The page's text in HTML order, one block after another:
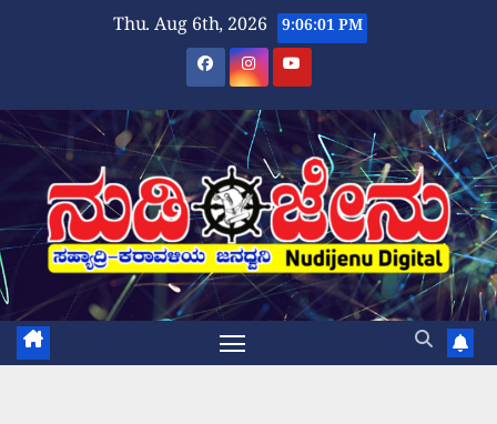
Thu. Aug 6th, 2026 9:06:02 PM